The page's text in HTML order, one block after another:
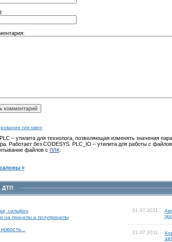
плк овен
– утилита для технолога, позволяющая изменять значения
Работает без CODESYS. PLC_IO – утилита для работы с
файлов с ПЛК.
»
ДТП
сильфон
на прицепы и полуприцепы
21.07.2011
21.07.2011